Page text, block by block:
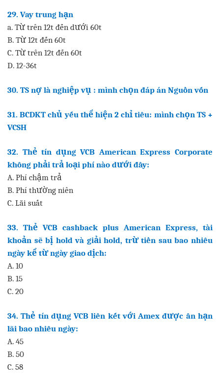
29. Vay trung hạn
a. Từ trên 12t đến dưới 60t
B. Từ 12t đến 60t
C. Từ trên 12t đến 60t
D. 12-36t
30. TS nợ là nghiệp vụ : mình chọn đáp án Nguồn vốn
31. BCDKT chủ yếu thể hiện 2 chỉ tiêu: mình chọn TS +
VCSH
32. Thẻ tín dụng VCB American Express Corporate
không phải trả loại phí nào dưới đây:
A. Phí chậm trả
B. Phí thường niên
C. Lãi suất
33. Thẻ VCB cashback plus American Express, tài
khoản sẽ bị hold và giải hold, trừ tiền sau bao nhiêu
ngày kể từ ngày giao dịch:
A. 10
B. 15
C. 20
34. Thẻ tín dụng VCB liên kết với Amex được ân hạn
lãi bao nhiêu ngày:
A. 45
B. 50
C. 58